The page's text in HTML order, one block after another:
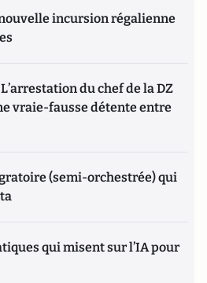
incursion régalienne
du chef de la DZ
vraie-fausse détente entre
(semi-orchestrée) qui
qui misent sur l’IA pour